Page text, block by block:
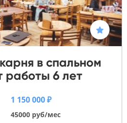
в спальном
6 лет
1 150 000 ₽
45000 руб/мес